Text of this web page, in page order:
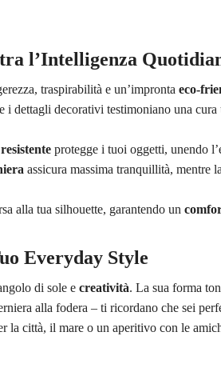
l’Intelligenza
traspirabilità e un’impronta eco-
e i dettagli decorativi testimoniano una
protegge i tuoi oggetti, unendo
assicura massima tranquillità, mentre la
alla tua silhouette, garantendo un
Everyday Style
di sole e creatività. La sua forma
alla fodera – ti ricordano che sei
la città, il mare o un aperitivo con le